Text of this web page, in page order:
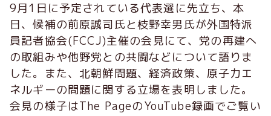
9月1日に予定されている代表選に先立ち、本
日、候補の前原誠司氏と枝野幸男氏が外国特派
員記者協会(FCCJ)主催の会見にて、党の再建へ
の取組みや他野党との共闘などについて語りま
した。また、北朝鮮問題、経済政策、原子力エ
ネルギーの問題に関する立場を表明しました。
会見の様子はThe PageのYouTube録画でご覧い